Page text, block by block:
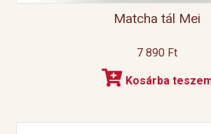
Matcha tál Mei
7 890 Ft
Kosárba